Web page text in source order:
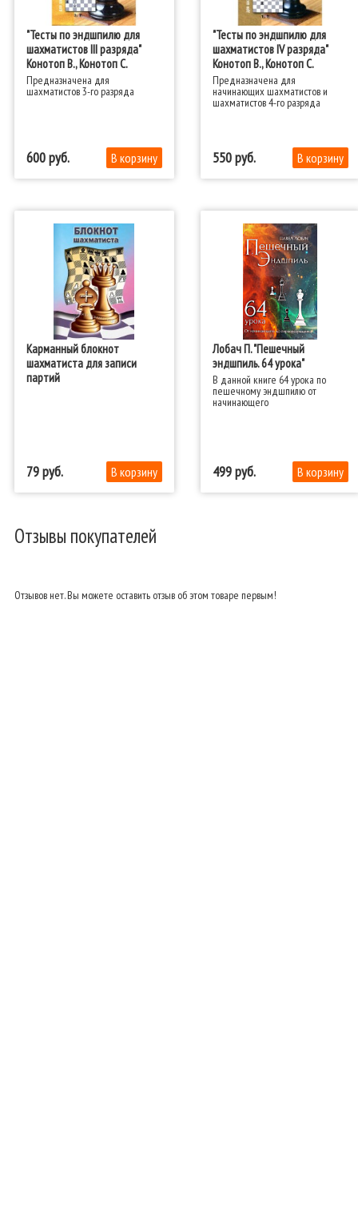
"Тесты по эндшпилю для
шахматистов III разряда"
Конотоп В., Конотоп С.
Предназначена для
шахматистов 3-го разряда
600
"Тесты по эндшпилю для
шахматистов IV разряда"
Конотоп В., Конотоп С.
Предназначена для
начинающих шахматистов и
шахматистов 4-го разряда
550
Карманный блокнот
шахматиста для записи
партий
79
Лобач П. "Пешечный
эндшпиль. 64 урока"
В данной книге 64 урока по
пешечному эндшпилю от
начинающего
499
Отзывы покупателей
Отзывов нет. Вы можете оставить отзыв об этом товаре первым!